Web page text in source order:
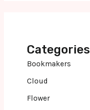
Categories
Bookmakers
Cloud
Flower